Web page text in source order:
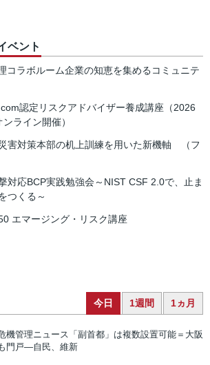
ベント
コラボルーム企業の知恵を集めるコミュニテ
認定リスクアドバイザー養成講座（2026
ライン開催）
災害対策本部の机上訓練を用いた新機軸 （フ
対応BCP実践勉強会～NIST CSF 2.0で、止ま
つくる～
エマージング・リスク講座
今日 1週間 1ヵ月
機管理ニュース 「副首都」は複数設置可能＝大阪
門戸―自民、維新